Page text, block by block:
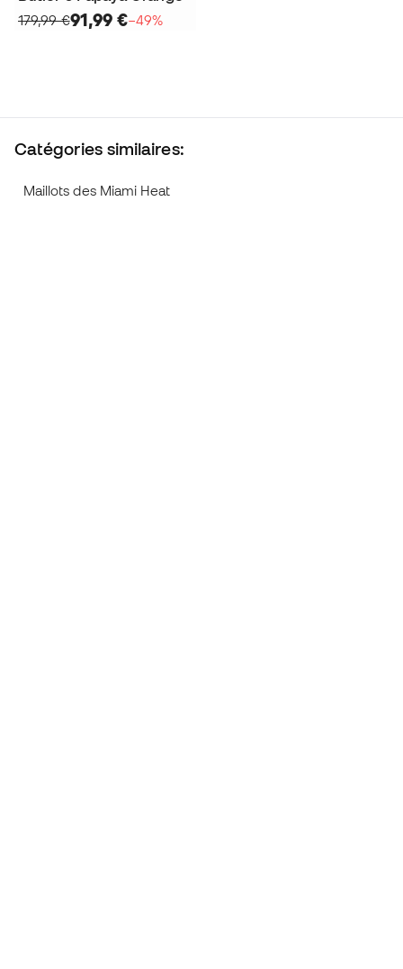
179,99 €91,99 €−49%
Catégories similaires:
Maillots des Miami Heat